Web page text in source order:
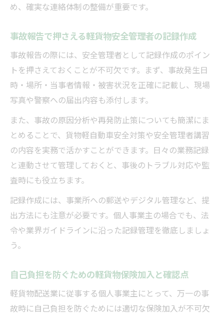
め、確実な連絡体制の整備が重要です。
事故報告で押さえる軽貨物安全管理者の記録作成
事故報告の際には、安全管理者として記録作成のポイン
トを押さえておくことが不可欠です。まず、事故発生日
時・場所・当事者情報・被害状況を正確に記載し、現場
写真や警察への届出内容も添付します。
また、事故の原因分析や再発防止策についても簡潔にま
とめることで、貨物軽自動車安全対策や安全管理者講習
の内容を実務で活かすことができます。日々の業務記録
と連動させて管理しておくと、事後のトラブル対応や監
査時にも役立ちます。
記録作成には、事業所への郵送やデジタル管理など、提
出方法にも注意が必要です。個人事業主の場合でも、法
令や業界ガイドラインに沿った記録管理を徹底しましょ
う。
自己負担を防ぐための軽貨物保険加入と確認点
軽貨物配送業に従事する個人事業主にとって、万一の事
故時に自己負担を防ぐためには適切な保険加入が不可欠